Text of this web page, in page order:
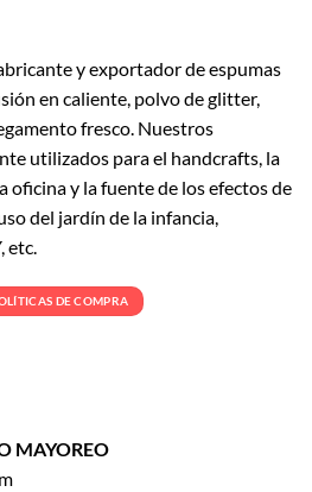
y exportador de espumas
en caliente, polvo de glitter,
fresco. Nuestros
utilizados para el handcrafts, la
oficina y la fuente de los efectos de
del jardín de la infancia,
etc.
DE COMPRA
MAYOREO